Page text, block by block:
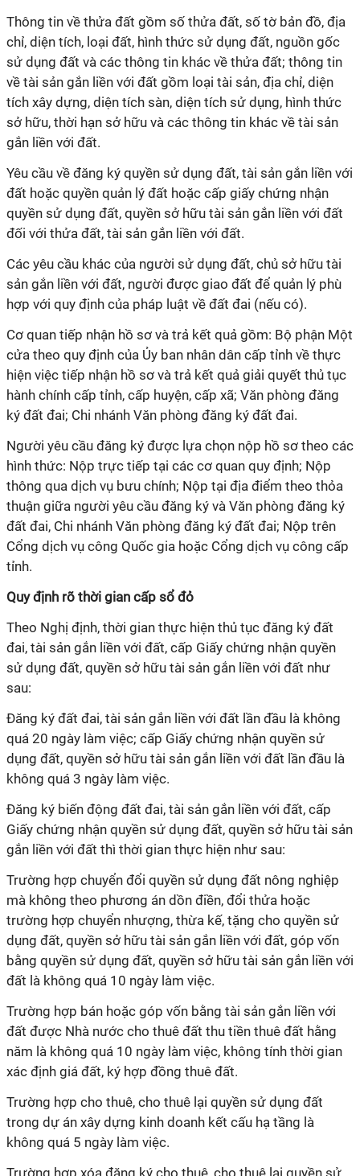
Thông tin về thửa đất gồm số thửa đất, số tờ bản đồ, địa
chỉ, diện tích, loại đất, hình thức sử dụng đất, nguồn gốc
sử dụng đất và các thông tin khác về thửa đất; thông tin
về tài sản gắn liền với đất gồm loại tài sản, địa chỉ, diện
tích xây dựng, diện tích sàn, diện tích sử dụng, hình thức
sở hữu, thời hạn sở hữu và các thông tin khác về tài sản
gắn liền với đất.
Yêu cầu về đăng ký quyền sử dụng đất, tài sản gắn liền với
đất hoặc quyền quản lý đất hoặc cấp giấy chứng nhận
quyền sử dụng đất, quyền sở hữu tài sản gắn liền với đất
đối với thửa đất, tài sản gắn liền với đất.
Các yêu cầu khác của người sử dụng đất, chủ sở hữu tài
sản gắn liền với đất, người được giao đất để quản lý phù
hợp với quy định của pháp luật về đất đai (nếu có).
Cơ quan tiếp nhận hồ sơ và trả kết quả gồm: Bộ phận Một
cửa theo quy định của Ủy ban nhân dân cấp tỉnh về thực
hiện việc tiếp nhận hồ sơ và trả kết quả giải quyết thủ tục
hành chính cấp tỉnh, cấp huyện, cấp xã; Văn phòng đăng
ký đất đai; Chi nhánh Văn phòng đăng ký đất đai.
Người yêu cầu đăng ký được lựa chọn nộp hồ sơ theo các
hình thức: Nộp trực tiếp tại các cơ quan quy định; Nộp
thông qua dịch vụ bưu chính; Nộp tại địa điểm theo thỏa
thuận giữa người yêu cầu đăng ký và Văn phòng đăng ký
đất đai, Chi nhánh Văn phòng đăng ký đất đai; Nộp trên
Cổng dịch vụ công Quốc gia hoặc Cổng dịch vụ công cấp
tỉnh.
Quy định rõ thời gian cấp sổ đỏ
Theo Nghị định, thời gian thực hiện thủ tục đăng ký đất
đai, tài sản gắn liền với đất, cấp Giấy chứng nhận quyền
sử dụng đất, quyền sở hữu tài sản gắn liền với đất như
sau:
Đăng ký đất đai, tài sản gắn liền với đất lần đầu là không
quá 20 ngày làm việc; cấp Giấy chứng nhận quyền sử
dụng đất, quyền sở hữu tài sản gắn liền với đất lần đầu là
không quá 3 ngày làm việc.
Đăng ký biến động đất đai, tài sản gắn liền với đất, cấp
Giấy chứng nhận quyền sử dụng đất, quyền sở hữu tài sản
gắn liền với đất thì thời gian thực hiện như sau:
Trường hợp chuyển đổi quyền sử dụng đất nông nghiệp
mà không theo phương án dồn điền, đổi thửa hoặc
trường hợp chuyển nhượng, thừa kế, tặng cho quyền sử
dụng đất, quyền sở hữu tài sản gắn liền với đất, góp vốn
bằng quyền sử dụng đất, quyền sở hữu tài sản gắn liền với
đất là không quá 10 ngày làm việc.
Trường hợp bán hoặc góp vốn bằng tài sản gắn liền với
đất được Nhà nước cho thuê đất thu tiền thuê đất hằng
năm là không quá 10 ngày làm việc, không tính thời gian
xác định giá đất, ký hợp đồng thuê đất.
Trường hợp cho thuê, cho thuê lại quyền sử dụng đất
trong dự án xây dựng kinh doanh kết cấu hạ tầng là
không quá 5 ngày làm việc.
Trường hợp xóa đăng ký cho thuê, cho thuê lại quyền sử